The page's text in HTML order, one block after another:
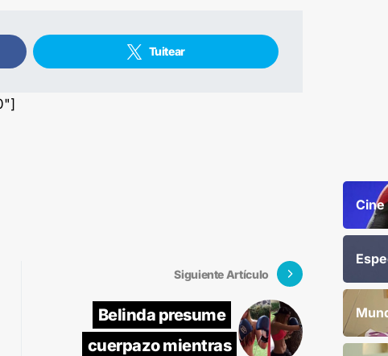
Tuitear
Siguiente Artículo
Belinda presume
cuerpazo mientras
Cine